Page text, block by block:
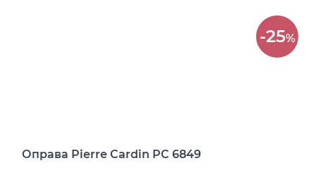
-25%
Оправа Pierre Cardin PC 6849